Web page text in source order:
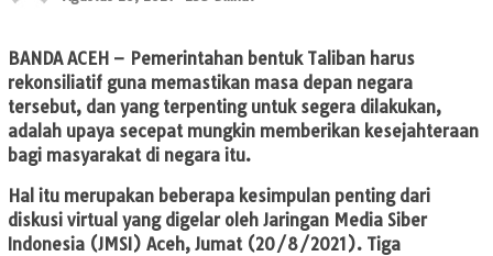
BANDA ACEH – Pemerintahan bentuk Taliban harus
rekonsiliatif guna memastikan masa depan negara
tersebut, dan yang terpenting untuk segera dilakukan,
adalah upaya secepat mungkin memberikan kesejahteraan
bagi masyarakat di negara itu.
Hal itu merupakan beberapa kesimpulan penting dari
diskusi virtual yang digelar oleh Jaringan Media Siber
Indonesia (JMSI) Aceh, Jumat (20/8/2021). Tiga